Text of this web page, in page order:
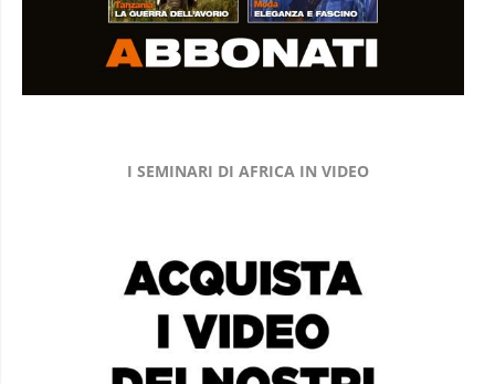
I SEMINARI DI AFRICA IN VIDEO